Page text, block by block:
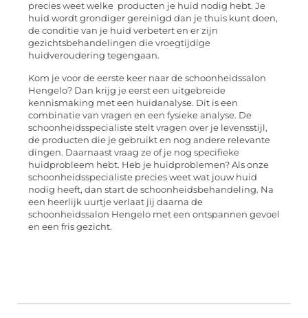
precies weet welke producten je huid nodig hebt. Je
huid wordt grondiger gereinigd dan je thuis kunt doen,
de conditie van je huid verbetert en er zijn
gezichtsbehandelingen die vroegtijdige
huidveroudering tegengaan.
Kom je voor de eerste keer naar de schoonheidssalon
Hengelo? Dan krijg je eerst een uitgebreide
kennismaking met een huidanalyse. Dit is een
combinatie van vragen en een fysieke analyse. De
schoonheidsspecialiste stelt vragen over je levensstijl,
de producten die je gebruikt en nog andere relevante
dingen. Daarnaast vraag ze of je nog specifieke
huidprobleem hebt. Heb je huidproblemen? Als onze
schoonheidsspecialiste precies weet wat jouw huid
nodig heeft, dan start de schoonheidsbehandeling. Na
een heerlijk uurtje verlaat jij daarna de
schoonheidssalon Hengelo met een ontspannen gevoel
en een fris gezicht.